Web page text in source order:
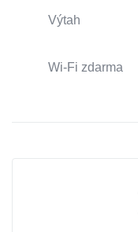
Výtah
Wi-Fi zdarma